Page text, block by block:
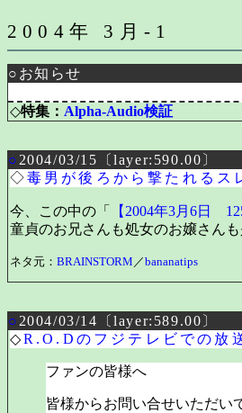
2004年 3月-1
○お知らせ
◇特集： Alpha-Audio検証
○ 2004/03/15〔layer:590.00〕
◇毒男が後ろから撃たれる
今、この中の「 【2004年3月6日
童貞のお兄さんも処女のお嬢さん
ネタ元： BRAINSTORM ／bananatips
○ 2004/03/14〔layer:589.00〕
◇R.O.Dのフジテレビでの放
ファンの皆様へ
皆様からお問い合せいただい